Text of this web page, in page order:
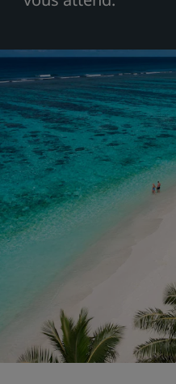
Prize by Radisson
Marques affiliées en Chine
J.
Consultez notre blog